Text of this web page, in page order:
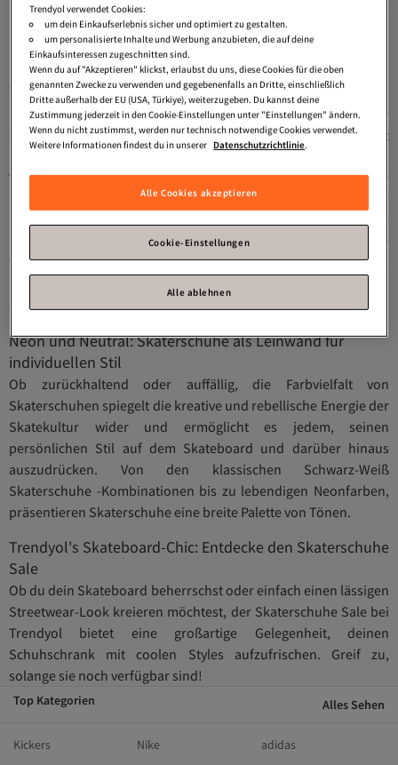
bequemen Passform und dem lässigen Flair sind Skaterschuhe
perfekt für den urbanen Streetwear-Look.
Urbaner Chic: Damen und Herren Skaterschuhe im
Trend vereint
Kombiniere Skaterschuhe für Damen mit Jeans, Shorts oder
sogar Röcken für einen gelungenen Stilbruch. Ihre Beliebtheit
Vielseitigkeit und dem coolen, rebellischen Charme der
Skatekultur, was Skaterschuhe zu einem zeitlosen "In" in der
Modewelt macht. Skaterschuhe verleihen jedem Outfit eine
lässige und trendige Note. Ihr zeitloser Stil und hoher
Tragekomfort machen Herren-Skaterschuhe zu einem Must-
have für modebewusste Männer, die Wert auf einen
entspannten und dennoch stylischen Look legen.
Neon und Neutral: Skaterschuhe als Leinwand für
individuellen Stil
Ob zurückhaltend oder auffällig, die Farbvielfalt von
Skaterschuhen spiegelt die kreative und rebellische Energie der
Skatekultur wider und ermöglicht es jedem, seinen
persönlichen Stil auf dem Skateboard und darüber hinaus
auszudrücken. Von den klassischen Schwarz-Weiß
Skaterschuhe -Kombinationen bis zu lebendigen Neonfarben,
präsentieren Skaterschuhe eine breite Palette von Tönen.
Trendyol's Skateboard-Chic: Entdecke den Skaterschuhe
Sale
Ob du dein Skateboard beherrschst oder einfach einen lässigen
Streetwear-Look kreieren möchtest, der Skaterschuhe Sale bei
Trendyol bietet eine großartige Gelegenheit, deinen
Schuhschrank mit coolen Styles aufzufrischen. Greif zu,
solange sie noch verfügbar sind!
Top Kategorien Alles Sehen
Kickers Nike
adidas
Trendyol verwendet Cookies:
um dein Einkaufserlebnis sicher und optimiert zu gestalten.
um personalisierte Inhalte und Werbung anzubieten, die auf deine
Einkaufsinteressen zugeschnitten sind.
Wenn du auf "Akzeptieren" klickst, erlaubst du uns, diese Cookies für die oben
genannten Zwecke zu verwenden und gegebenenfalls an Dritte, einschließlich
Dritte außerhalb der EU (USA, Türkiye), weiterzugeben. Du kannst deine
Zustimmung jederzeit in den Cookie-Einstellungen unter "Einstellungen" ändern.
Wenn du nicht zustimmst, werden nur technisch notwendige Cookies verwendet.
Weitere Informationen findest du in unserer Datenschutzrichtlinie.
Alle Cookies akzeptieren
Cookie-Einstellungen
Alle ablehnen